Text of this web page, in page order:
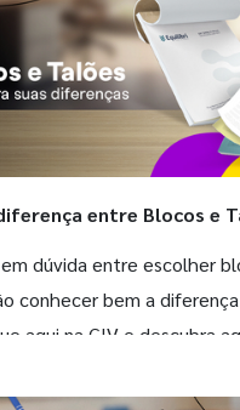
entre Blocos e
dúvida entre escolher
conhecer bem a
aqui na GIV e descubra